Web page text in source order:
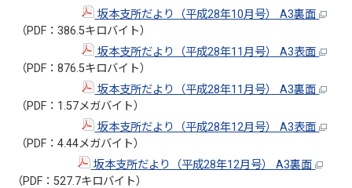
坂本支所だより（平成28年10月号） A3裏面
（PDF：386.5キロバイト）
坂本支所だより（平成28年11月号） A3表面
（PDF：876.5キロバイト）
坂本支所だより（平成28年11月号） A3裏面
（PDF：1.57メガバイト）
坂本支所だより（平成28年12月号） A3表面
（PDF：4.44メガバイト）
坂本支所だより（平成28年12月号） A3裏面
（PDF：527.7キロバイト）